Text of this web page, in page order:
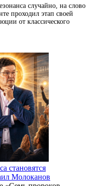
случайно, на слово
проходил этап своей
от классического
становятся
Молоканов